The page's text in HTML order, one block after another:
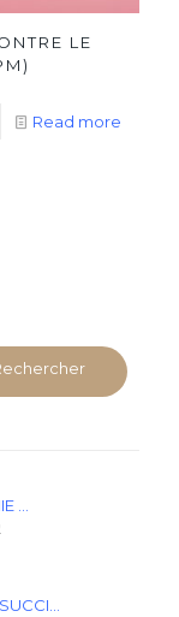
LE
Read more
…